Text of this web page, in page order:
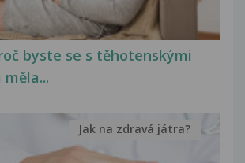
byste se s těhotenskými
Jak na zdravá játra?